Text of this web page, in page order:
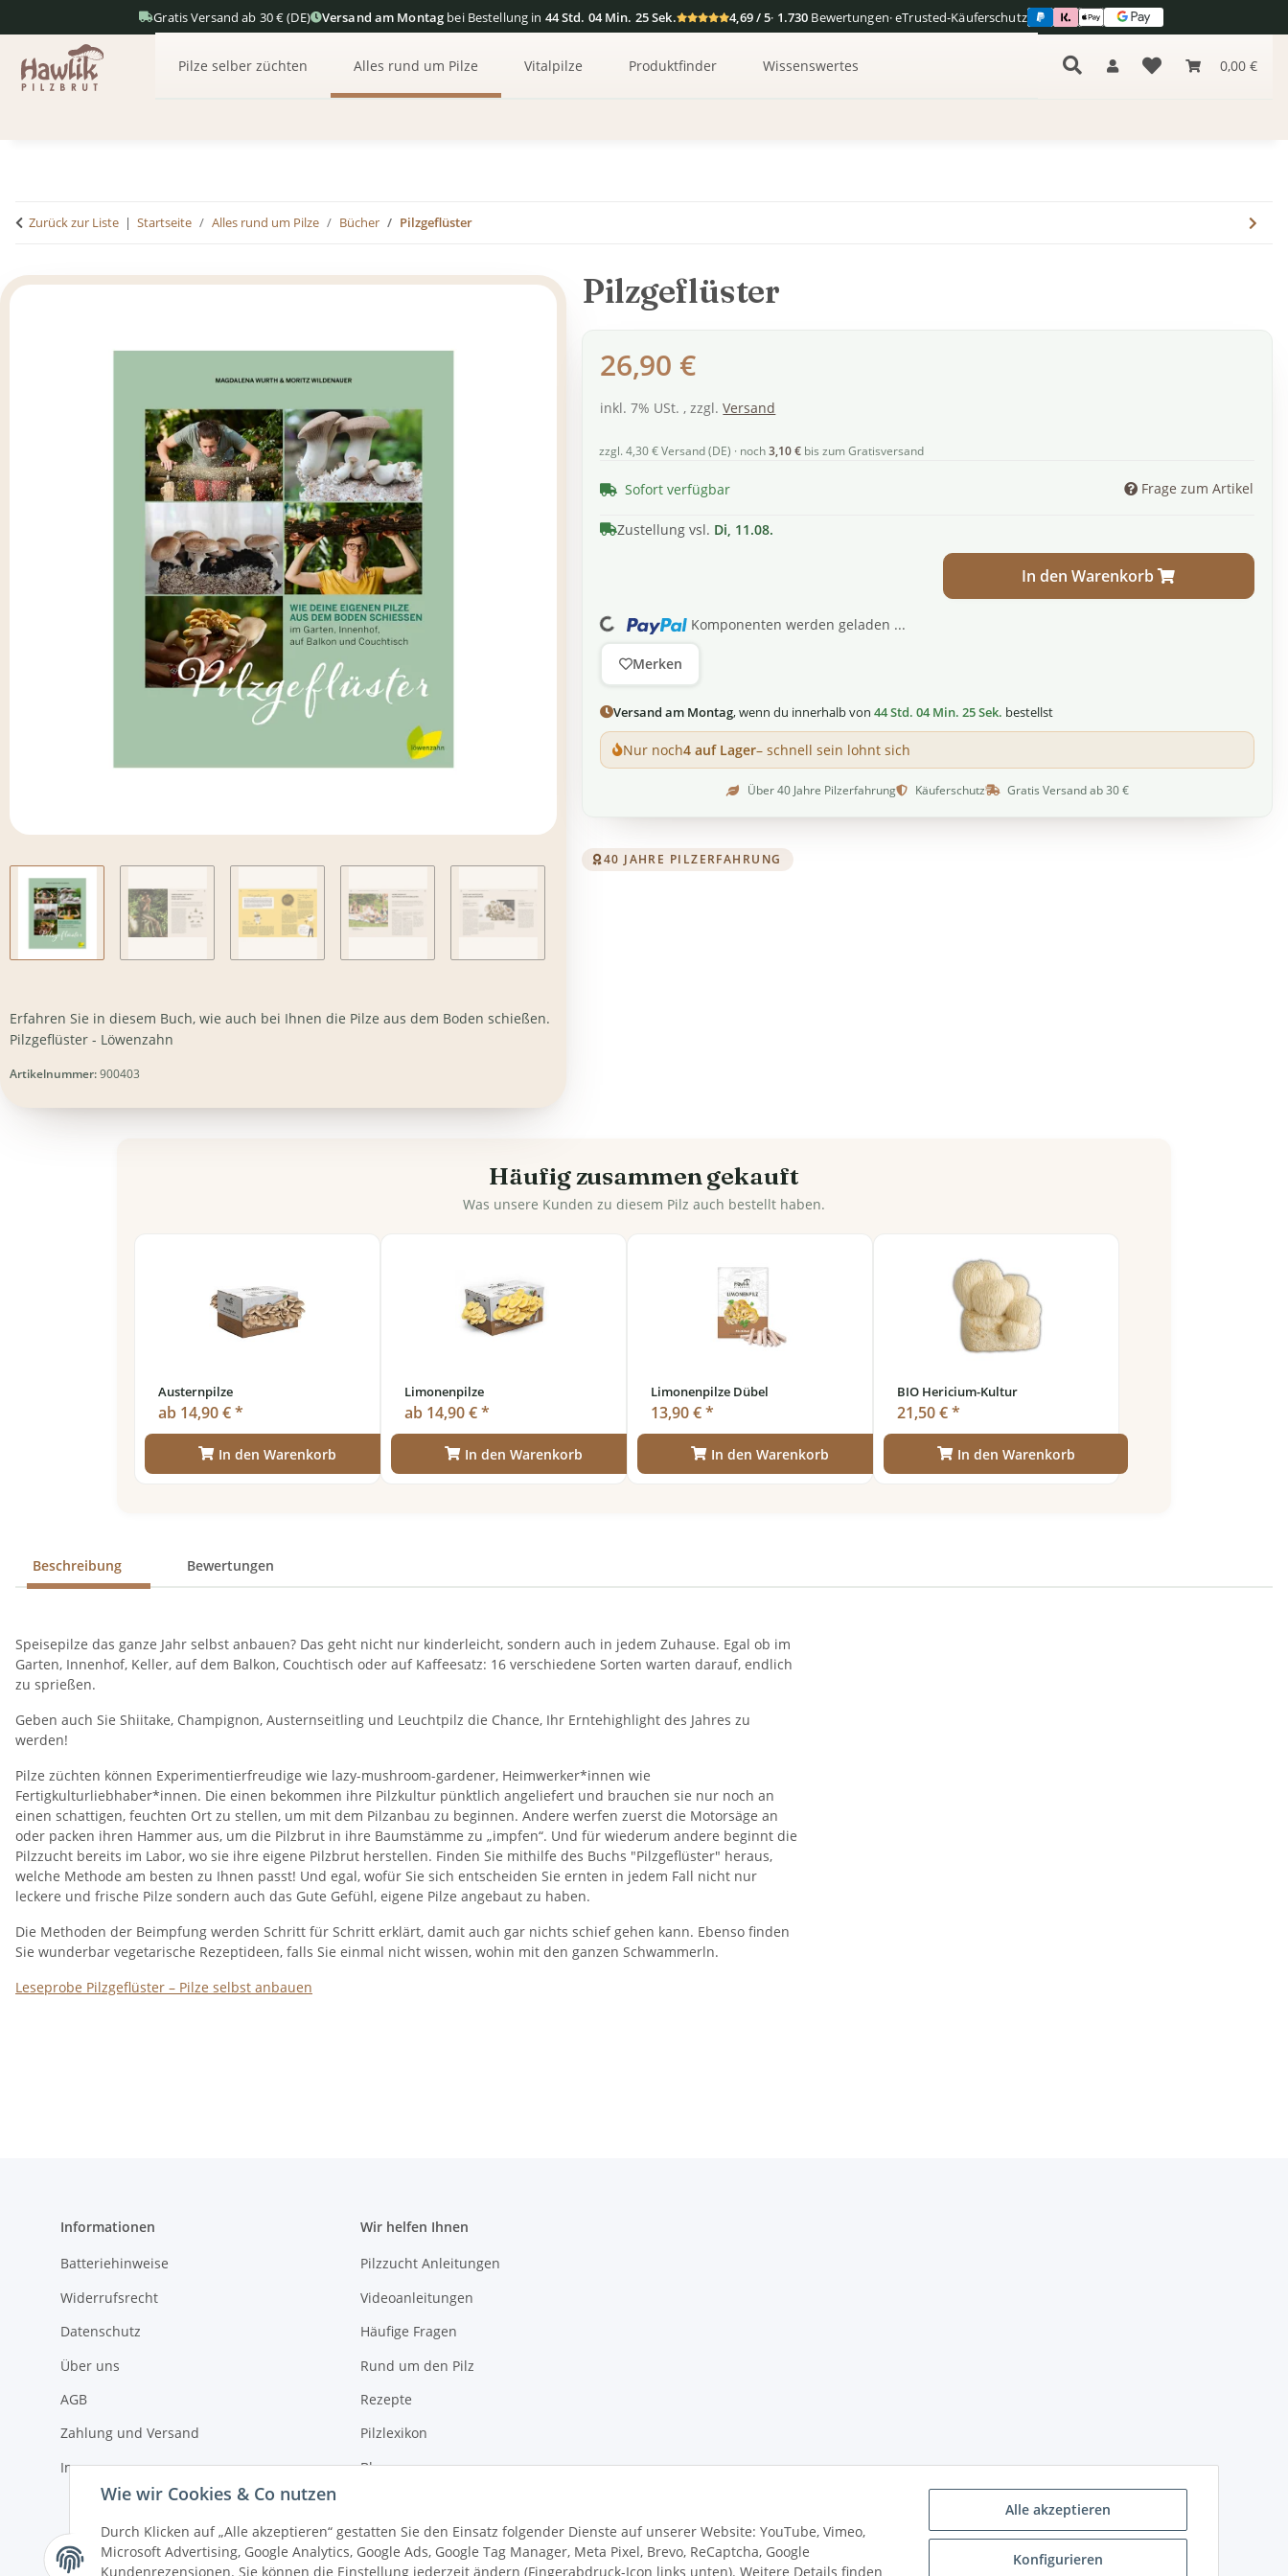
Alle akzeptieren
Konfigurieren
Wie wir Cookies & Co nutzen
Durch Klicken auf „Alle akzeptieren“ gestatten Sie den Einsatz folgender Dienste auf unserer Website: YouTube, Vimeo,
Microsoft Advertising, Google Analytics, Google Ads, Google Tag Manager, Meta Pixel, Brevo, ReCaptcha, Google
Kundenrezensionen. Sie können die Einstellung jederzeit ändern (Fingerabdruck-Icon links unten). Weitere Details finden
Gratis Versand ab 30 € (DE) Versand am Montag bei Bestellung in 44 Std. 04 Min. 24 Sek. 4,69 / 5· 1.730 Bewertungen· eTrusted-Käuferschutz
0,00 €
Pilze selber züchten Alles rund um Pilze Vitalpilze Produktfinder Wissenswertes
Zurück zur Liste Startseite Alles rund um Pilze Bücher Pilzgeflüster
Erfahren Sie in diesem Buch, wie auch bei Ihnen die Pilze aus dem Boden schießen.
Pilzgeflüster - Löwenzahn
Artikelnummer:900403
40 JAHRE PILZERFAHRUNG
Pilzgeflüster
26,90 €
inkl. 7% USt. , zzgl.Versand
zzgl. 4,30 € Versand (DE) · noch3,10 € bis zum Gratisversand
Sofort verfügbar Frage zum Artikel
Zustellung vsl. Di, 11.08.
In den Warenkorb
Loading... Komponenten werden geladen ...
Merken
Versand am Montag, wenn du innerhalb von44 Std. 04 Min. 24 Sek. bestellst
Nur noch4 auf Lager– schnell sein lohnt sich
Über 40 Jahre Pilzerfahrung Käuferschutz Gratis Versand ab 30 €
Häufig zusammen gekauft
Was unsere Kunden zu diesem Pilz auch bestellt haben.
Austernpilze
ab 14,90 € *
In den Warenkorb
Limonenpilze
ab 14,90 € *
In den Warenkorb
Limonenpilze Dübel
13,90 € *
In den Warenkorb
BIO Hericium-Kultur
21,50 € *
In den Warenkorb
Beschreibung Bewertungen
Speisepilze das ganze Jahr selbst anbauen? Das geht nicht nur kinderleicht, sondern auch in jedem Zuhause. Egal ob im
Garten, Innenhof, Keller, auf dem Balkon, Couchtisch oder auf Kaffeesatz: 16 verschiedene Sorten warten darauf, endlich
zu sprießen.
Geben auch Sie Shiitake, Champignon, Austernseitling und Leuchtpilz die Chance, Ihr Erntehighlight des Jahres zu
werden!
Pilze züchten können Experimentierfreudige wie lazy-mushroom-gardener, Heimwerker*innen wie
Fertigkulturliebhaber*innen. Die einen bekommen ihre Pilzkultur pünktlich angeliefert und brauchen sie nur noch an
einen schattigen, feuchten Ort zu stellen, um mit dem Pilzanbau zu beginnen. Andere werfen zuerst die Motorsäge an
oder packen ihren Hammer aus, um die Pilzbrut in ihre Baumstämme zu „impfen“. Und für wiederum andere beginnt die
Pilzzucht bereits im Labor, wo sie ihre eigene Pilzbrut herstellen. Finden Sie mithilfe des Buchs "Pilzgeflüster" heraus,
welche Methode am besten zu Ihnen passt! Und egal, wofür Sie sich entscheiden Sie ernten in jedem Fall nicht nur
leckere und frische Pilze sondern auch das Gute Gefühl, eigene Pilze angebaut zu haben.
Die Methoden der Beimpfung werden Schritt für Schritt erklärt, damit auch gar nichts schief gehen kann. Ebenso finden
Sie wunderbar vegetarische Rezeptideen, falls Sie einmal nicht wissen, wohin mit den ganzen Schwammerln.
Leseprobe Pilzgeflüster – Pilze selbst anbauen
Informationen
Batteriehinweise
Widerrufsrecht
Datenschutz
Über uns
AGB
Zahlung und Versand
Impressum
Wir helfen Ihnen
Pilzzucht Anleitungen
Videoanleitungen
Häufige Fragen
Rund um den Pilz
Rezepte
Pilzlexikon
Blog